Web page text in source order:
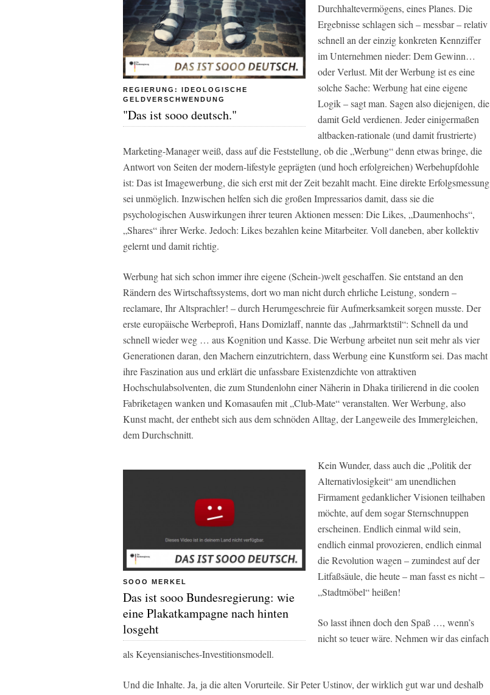
REGIERUNG: IDEOLOGISCHE
GELDVERSCHWENDUNG
"Das ist sooo deutsch."
Durchhaltevermögens, eines Planes. Die
Ergebnisse schlagen sich – messbar – relativ
schnell an der einzig konkreten Kennziffer
im Unternehmen nieder: Dem Gewinn…
oder Verlust. Mit der Werbung ist es eine
solche Sache: Werbung hat eine eigene
Logik – sagt man. Sagen also diejenigen, die
damit Geld verdienen. Jeder einigermaßen
altbacken-rationale (und damit frustrierte)
Marketing-Manager weiß, dass auf die Feststellung, ob die „Werbung“ denn etwas bringe, die
Antwort von Seiten der modern-lifestyle geprägten (und hoch erfolgreichen) Werbehupfdohle
ist: Das ist Imagewerbung, die sich erst mit der Zeit bezahlt macht. Eine direkte Erfolgsmessung
sei unmöglich. Inzwischen helfen sich die großen Impressarios damit, dass sie die
psychologischen Auswirkungen ihrer teuren Aktionen messen: Die Likes, „Daumenhochs“,
„Shares“ ihrer Werke. Jedoch: Likes bezahlen keine Mitarbeiter. Voll daneben, aber kollektiv
gelernt und damit richtig.
Werbung hat sich schon immer ihre eigene (Schein-)welt geschaffen. Sie entstand an den
Rändern des Wirtschaftssystems, dort wo man nicht durch ehrliche Leistung, sondern –
reclamare, Ihr Altsprachler! – durch Herumgeschreie für Aufmerksamkeit sorgen musste. Der
erste europäische Werbeprofi, Hans Domizlaff, nannte das „Jahrmarktstil“: Schnell da und
schnell wieder weg … aus Kognition und Kasse. Die Werbung arbeitet nun seit mehr als vier
Generationen daran, den Machern einzutrichtern, dass Werbung eine Kunstform sei. Das macht
ihre Faszination aus und erklärt die unfassbare Existenzdichte von attraktiven
Hochschulabsolventen, die zum Stundenlohn einer Näherin in Dhaka tirilierend in die coolen
Fabriketagen wanken und Komasaufen mit „Club-Mate“ veranstalten. Wer Werbung, also
Kunst macht, der enthebt sich aus dem schnöden Alltag, der Langeweile des Immergleichen,
dem Durchschnitt.
SOOO MERKEL
Das ist sooo Bundesregierung: wie
eine Plakatkampagne nach hinten
losgeht
Kein Wunder, dass auch die „Politik der
Alternativlosigkeit“ am unendlichen
Firmament gedanklicher Visionen teilhaben
möchte, auf dem sogar Sternschnuppen
erscheinen. Endlich einmal wild sein,
endlich einmal provozieren, endlich einmal
die Revolution wagen – zumindest auf der
Litfaßsäule, die heute – man fasst es nicht –
„Stadtmöbel“ heißen!
So lasst ihnen doch den Spaß …, wenn’s
nicht so teuer wäre. Nehmen wir das einfach
als Keyensianisches-Investitionsmodell.
Und die Inhalte. Ja, ja die alten Vorurteile. Sir Peter Ustinov, der wirklich gut war und deshalb